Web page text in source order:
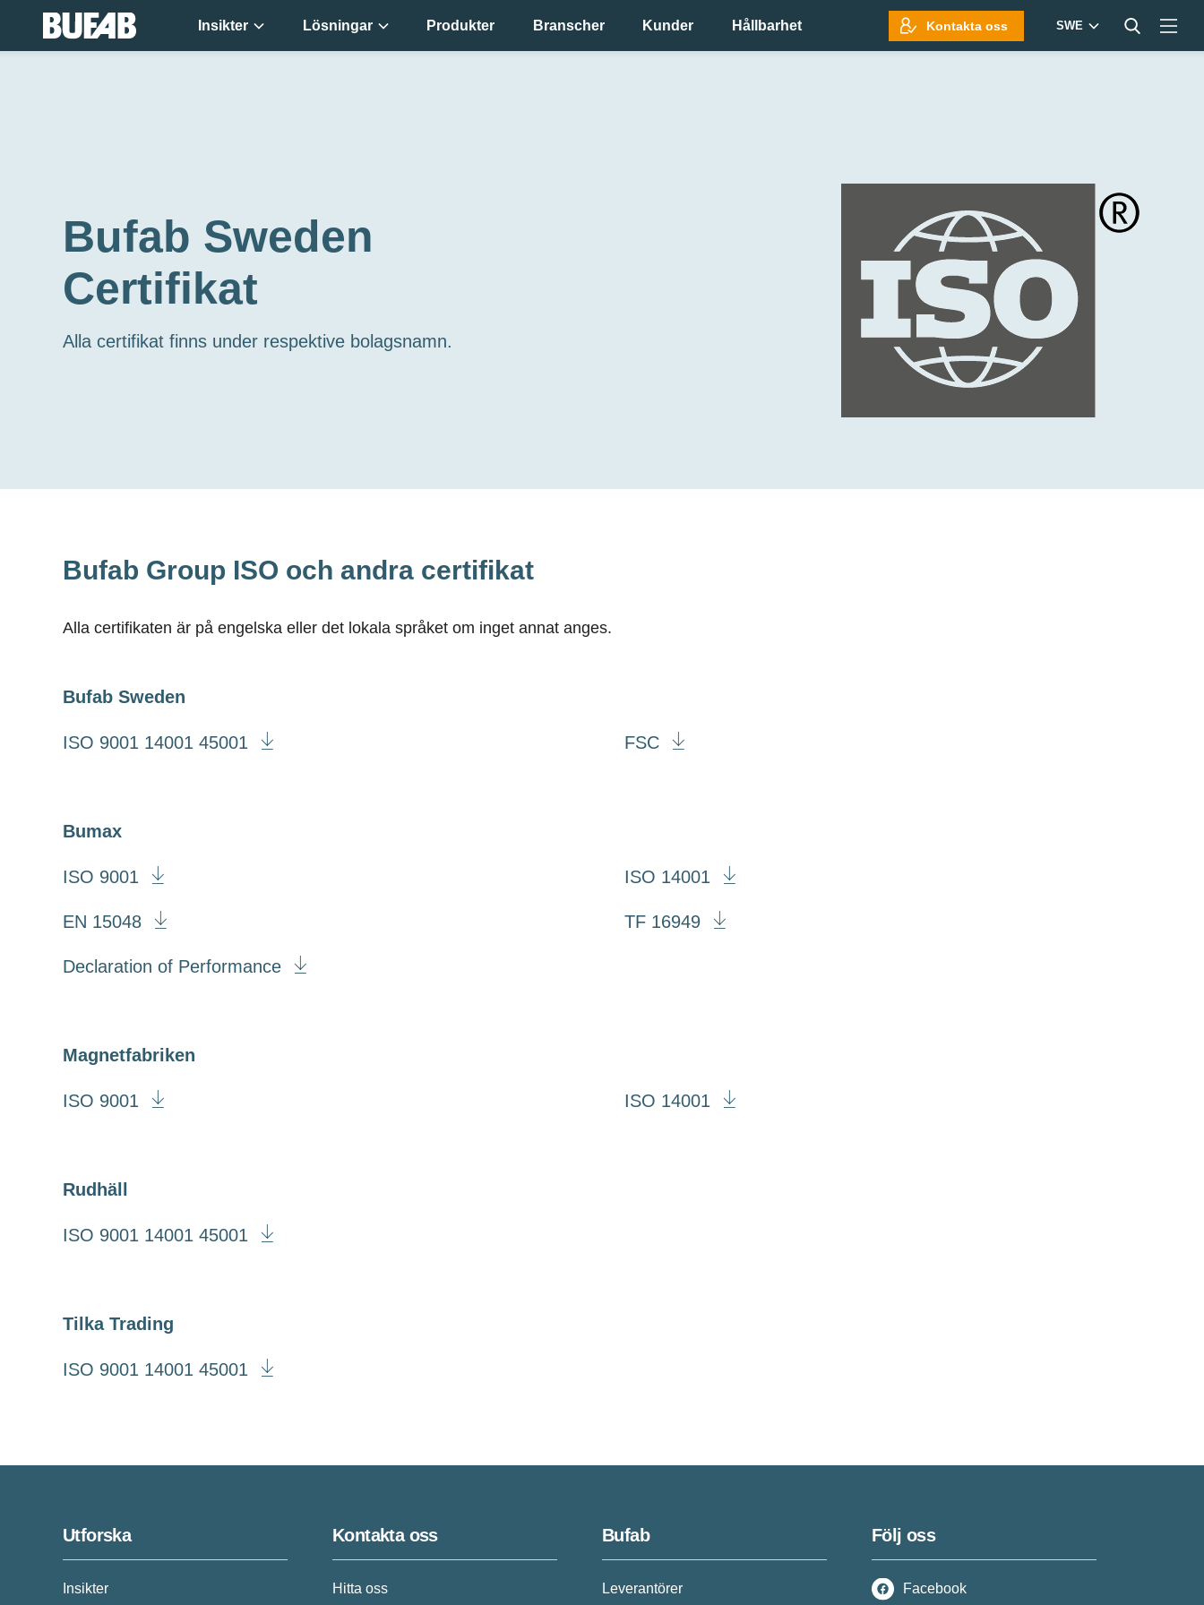
Insikter Lösningar Produkter Branscher Kunder Hållbarhet Kontakta oss SWE
Bufab Sweden
Certifikat
Alla certifikat finns under respektive bolagsnamn.
Bufab Group ISO och andra certifikat
Alla certifikaten är på engelska eller det lokala språket om inget annat anges.
Bufab Sweden
ISO 9001 14001 45001 FSC
Bumax
ISO 9001 ISO 14001
EN 15048 TF 16949
Declaration of Performance
Magnetfabriken
ISO 9001 ISO 14001
Rudhäll
ISO 9001 14001 45001
Tilka Trading
ISO 9001 14001 45001
Utforska
Insikter
Kontakta oss
Hitta oss
Bufab
Leverantörer
Följ oss
Facebook